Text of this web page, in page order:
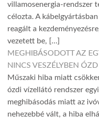
villamosenergia-rendszer
célozta. A
reagált a
vezetett be, […]
MEGHIBÁSODOTT AZ
NINCS VESZÉLYBEN
Műszaki hiba miatt
ózdi vízellátó rendszer
meghibásodás miatt az
nehezebbé vált, a hiba